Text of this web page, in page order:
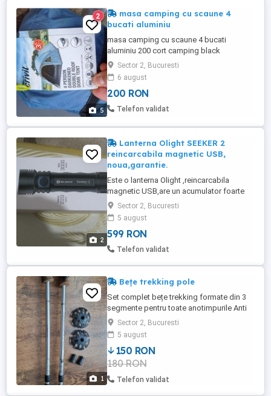
5
2
masa camping cu scaune 4
bucati aluminiu
masa camping cu scaune 4 bucati
aluminiu 200 cort camping black
4persoane 300 Cort camping 3 persoane
verde 200
Sector 2, Bucuresti
6 august
200 RON
Telefon validat
2
Lanterna Olight SEEKER 2
reincarcabila magnetic USB,
noua,garantie.
Este o lanterna Olight ,reincarcabila
magnetic USB,are un acumulator foarte
puternic de 5000mah. Are 3000 de lumeni
si lumineaza la o distanta de 220m, Este
prevazuta cu 3 leduri care produc 3000
lumeni. Garantie 5 ani.
Sector 2, Bucuresti
5 august
599 RON
Telefon validat
1
Bețe trekking pole
Set complet bețe trekking formate din 3
segmente pentru toate anotimpurile Anti
shoc Dur-alu Se măresc la 130cm
Sector 2, Bucuresti
5 august
150 RON
180 RON
Telefon validat